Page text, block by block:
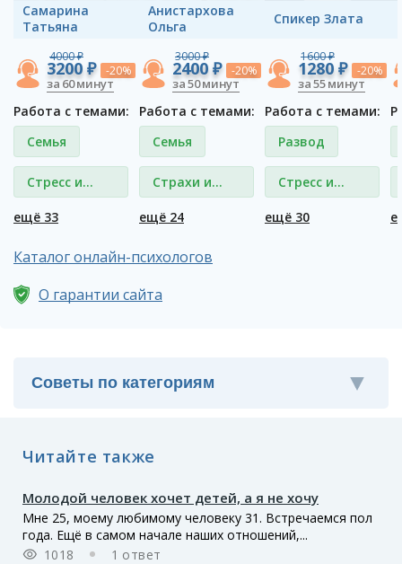
Самарина
Татьяна
4000 ₽
3200 ₽ -20%
за 60 минут
Работа с темами:
Семья
Стресс и
депрессия
ещё 33
Анистархова
Ольга
3000 ₽
2400 ₽ -20%
за 50 минут
Работа с темами:
Семья
Страхи и
фобии
ещё 24
Спикер Злата
1600 ₽
1280 ₽ -20%
за 55 минут
Работа с темами:
Развод
Стресс и
депрессия
ещё 30
Каталог онлайн-психологов
О гарантии сайта
Читайте также
Молодой человек хочет детей, а я не хочу
Мне 25, моему любимому человеку 31. Встречаемся пол
года. Ещё в самом начале наших отношений,...
1018
1 ответ